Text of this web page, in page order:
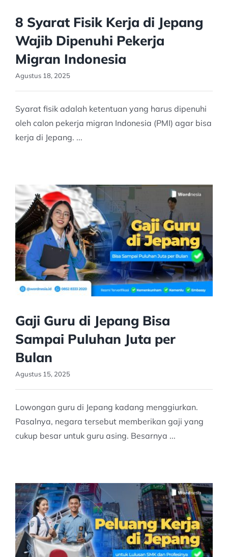
8 Syarat Fisik Kerja di Jepang
Wajib Dipenuhi Pekerja
Migran Indonesia
Agustus 18, 2025
Syarat fisik adalah ketentuan yang harus dipenuhi
oleh calon pekerja migran Indonesia (PMI) agar bisa
kerja di Jepang. ...
Gaji Guru di Jepang Bisa
Sampai Puluhan Juta per
Bulan
Agustus 15, 2025
Lowongan guru di Jepang kadang menggiurkan.
Pasalnya, negara tersebut memberikan gaji yang
cukup besar untuk guru asing. Besarnya ...